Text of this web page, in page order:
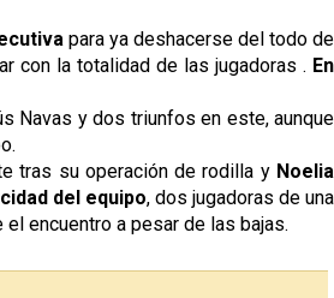
para ya deshacerse del todo de
con la totalidad de las jugadoras . En
Navas y dos triunfos en este, aunque
tras su operación de rodilla yNoelia
del equipo, dos jugadoras de una
encuentro a pesar de las bajas.